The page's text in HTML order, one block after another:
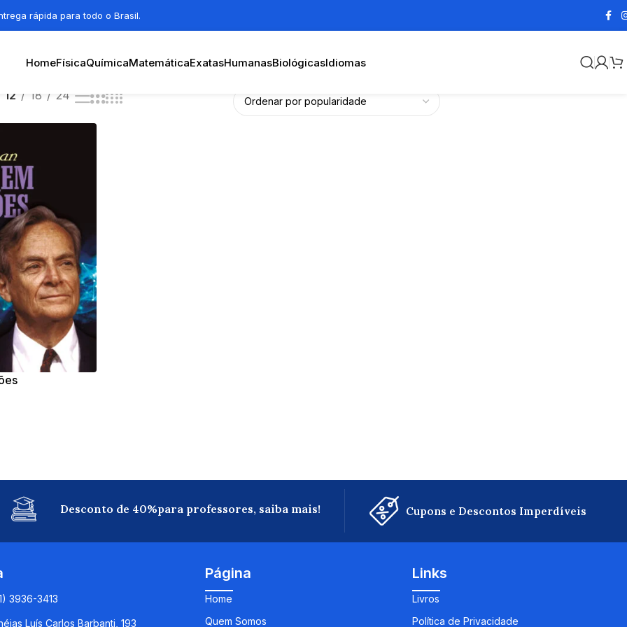
rápida para todo o Brasil.
HomeFísicaQuímicaMatemáticaExatasHumanasBiológicasIdiomas
12 18 24
Desconto de 40%para professores, saiba mais! Cupons e Descontos Imperdíveis
3936-3413
Luís Carlos Barbanti, 193
Página
Home
Quem Somos
Links
Livros
Política de Privacidade